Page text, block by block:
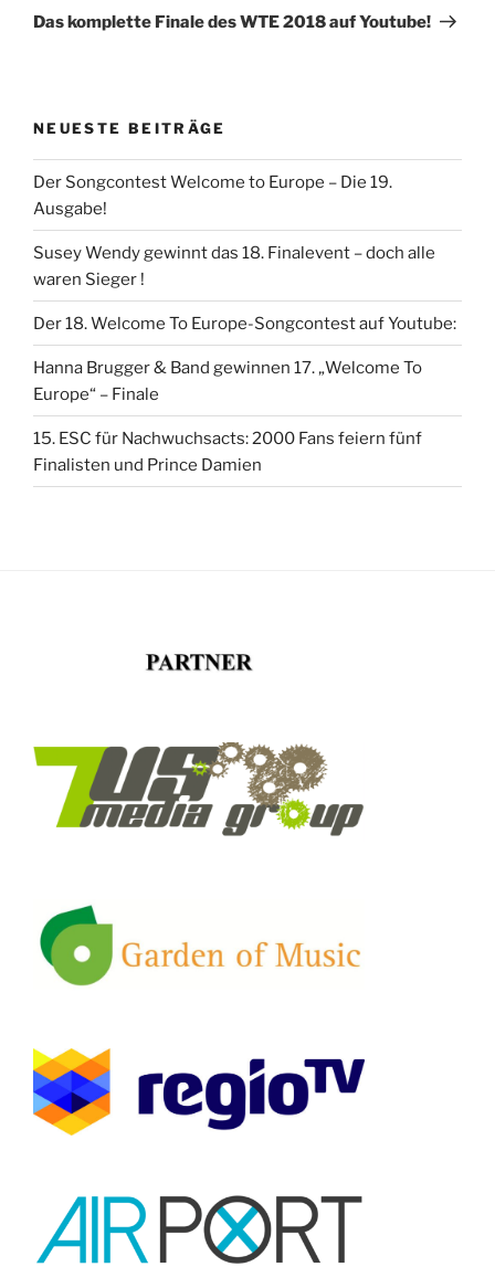
Beitrag
Das komplette Finale des WTE 2018 auf Youtube!
NEUESTE BEITRÄGE
Der Songcontest Welcome to Europe – Die 19.
Ausgabe!
Susey Wendy gewinnt das 18. Finalevent – doch alle
waren Sieger !
Der 18. Welcome To Europe-Songcontest auf Youtube:
Hanna Brugger & Band gewinnen 17. „Welcome To
Europe“ – Finale
15. ESC für Nachwuchsacts: 2000 Fans feiern fünf
Finalisten und Prince Damien